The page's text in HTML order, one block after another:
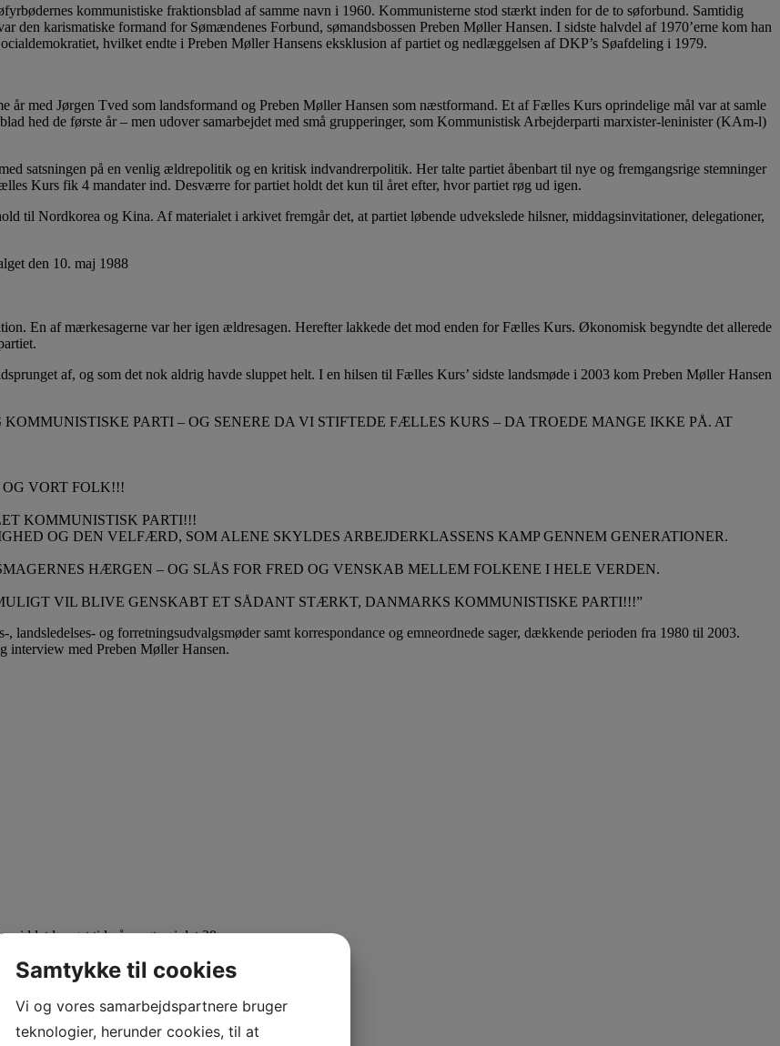
kommunistiske fraktionsblad af samme navn i 1960. Kommunisterne stod stærkt inden for de to søforbund. Samtidig
karismatiske formand for Sømændenes Forbund, sømandsbossen Preben Møller Hansen. I sidste halvdel af 1970’erne kom han
hvilket endte i Preben Møller Hansens eksklusion af partiet og nedlæggelsen af DKP’s Søafdeling i 1979.
med Jørgen Tved som landsformand og Preben Møller Hansen som næstformand. Et af Fælles Kurs oprindelige mål var at samle
hed de første år – men udover samarbejdet med små grupperinger, som Kommunistisk Arbejderparti marxister-leninister (KAm-l)
satsningen på en venlig ældrepolitik og en kritisk indvandrerpolitik. Her talte partiet åbenbart til nye og fremgangsrige stemninger
Kurs fik 4 mandater ind. Desværre for partiet holdt det kun til året efter, hvor partiet røg ud igen.
til Nordkorea og Kina. Af materialet i arkivet fremgår det, at partiet løbende udvekslede hilsner, middagsinvitationer, delegationer,
En af mærkesagerne var her igen ældresagen. Herefter lakkede det mod enden for Fælles Kurs. Økonomisk begyndte det allerede
af, og som det nok aldrig havde sluppet helt. I en hilsen til Fælles Kurs’ sidste landsmøde i 2003 kom Preben Møller Hansen
PARTI – OG SENERE DA VI STIFTEDE FÆLLES KURS – DA TROEDE MANGE IKKE PÅ. AT
VORT FOLK!!!
KOMMUNISTISK PARTI!!!
OG DEN VELFÆRD, SOM ALENE SKYLDES ARBEJDERKLASSENS KAMP GENNEM GENERATIONER.
HÆRGEN – OG SLÅS FOR FRED OG VENSKAB MELLEM FOLKENE I HELE VERDEN.
VIL BLIVE GENSKABT ET SÅDANT STÆRKT, DANMARKS KOMMUNISTISKE PARTI!!!”
og forretningsudvalgsmøder samt korrespondance og emneordnede sager, dækkende perioden fra 1980 til 2003.
interview med Preben Møller Hansen.
siddet længst tid på magten i det 20…
Samtykke til cookies
Vi og vores samarbejdspartnere bruger
teknologier, herunder cookies, til at